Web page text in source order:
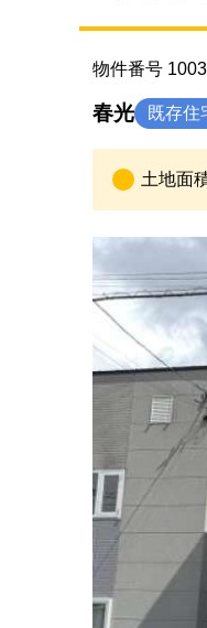
物件番号
春光 既存住
土地面